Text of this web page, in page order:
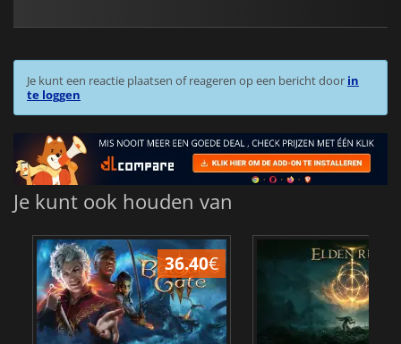
Je kunt een reactie plaatsen of reageren op een bericht door in
te loggen
Je kunt ook houden van
36.40€